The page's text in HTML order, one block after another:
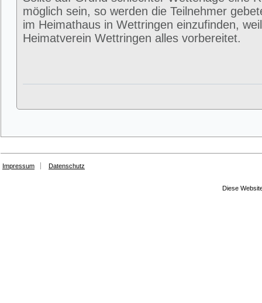
möglich sein, so werden die Teilnehmer
im Heimathaus in Wettringen einzufinden,
Heimatverein Wettringen alles vorbereitet.
Impressum Datenschutz
Diese